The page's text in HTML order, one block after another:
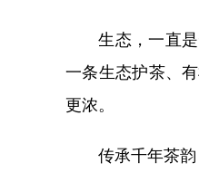
生态，一直是
一条生态护茶、
更浓。
传承千年茶韵